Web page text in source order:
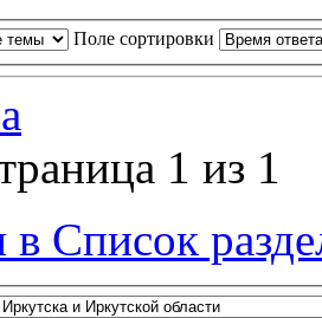
Поле сортировки
1 из 1
в Список